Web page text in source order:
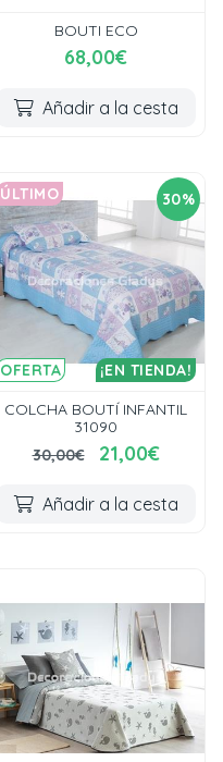
BOUTI ECO
68,00€
Añadir a la cesta
30%
OFERTA ¡EN TIENDA!
ÚLTIMO
COLCHA BOUTÍ INFANTIL
31090
30,00€
21,00€
Añadir a la cesta